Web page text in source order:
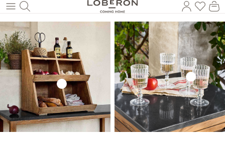
Zum Hauptinhalt springen
Du